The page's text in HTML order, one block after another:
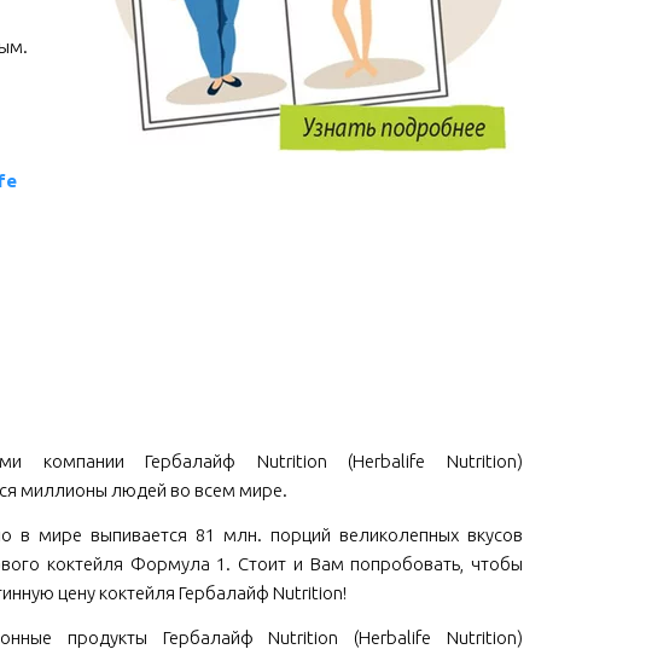
компании Гербалайф Nutrition (Herbalife Nutrition)
миллионы людей во всем мире.
в мире выпивается 81 млн. порций великолепных вкусов
коктейля Формула 1. Стоит и Вам попробовать, чтобы
цену коктейля Гербалайф Nutrition!
продукты Гербалайф Nutrition (Herbalife Nutrition)